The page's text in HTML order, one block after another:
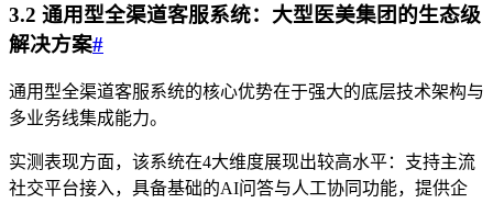
3.2 通用型全渠道客服系统：大型医美集团的生态级
解决方案#
通用型全渠道客服系统的核心优势在于强大的底层技术架构与
多业务线集成能力。
实测表现方面，该系统在4大维度展现出较高水平：支持主流
社交平台接入，具备基础的AI问答与人工协同功能，提供企